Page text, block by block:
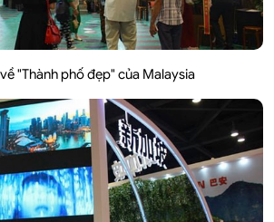
"Thành phố đẹp" của Malaysia